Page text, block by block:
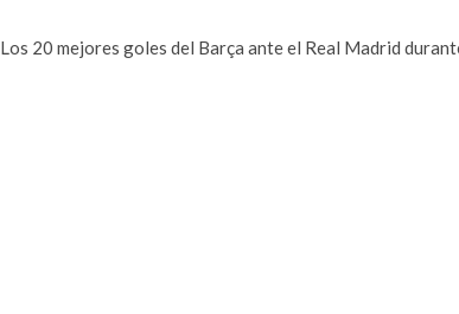
Los 20 mejores goles del Barça ante el Real Madrid